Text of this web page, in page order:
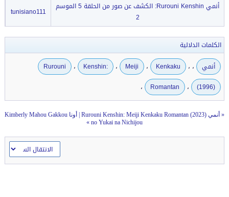
أنمي Rurouni Kenshin: الكشف عن صور من الحلقة 5 الموسم
2
tunisiano111
الكلمات الدلالية
أنمي
، Rurouni ، Kenshin: ، Meiji ، Kenkaku ،
Romantan ، (1996) ،
« أنمي Rurouni Kenshin: Meiji Kenkaku Romantan (2023)
أونا Kimberly Mahou Gakkou
no Yukai na Nichijou
»